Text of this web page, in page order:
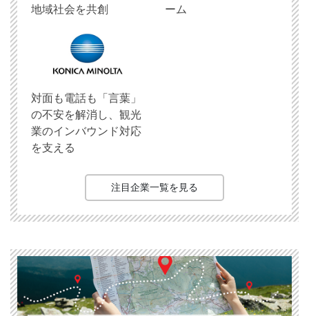
地域社会を共創
ーム
対面も電話も「言葉」
の不安を解消し、観光
業のインバウンド対応
を支える
注目企業一覧を見る